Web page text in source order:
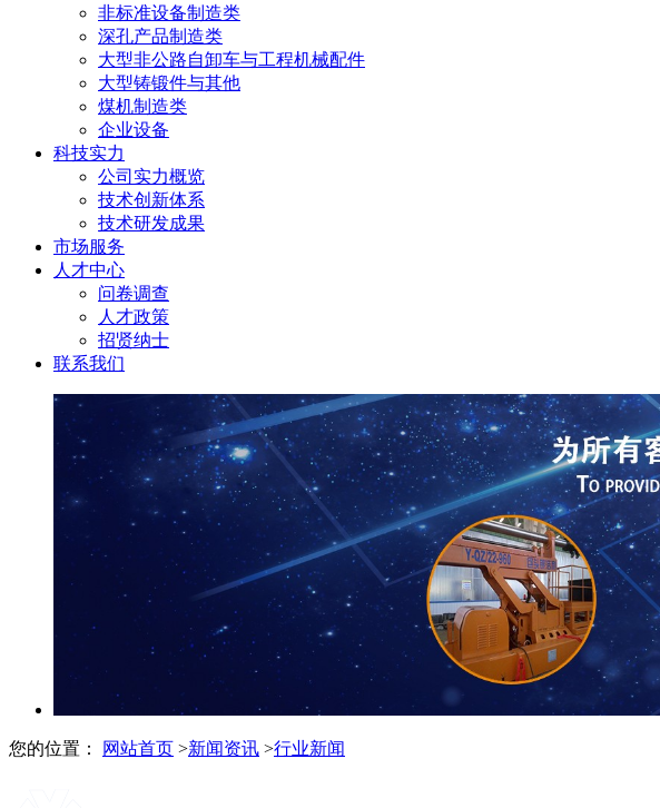
非标准设备制造类
深孔产品制造类
大型非公路自卸车与工程机械配件
大型铸锻件与其他
煤机制造类
企业设备
科技实力
公司实力概览
技术创新体系
技术研发成果
市场服务
人才中心
问卷调查
人才政策
招贤纳士
联系我们
您的位置： 网站首页 >新闻资讯 >行业新闻